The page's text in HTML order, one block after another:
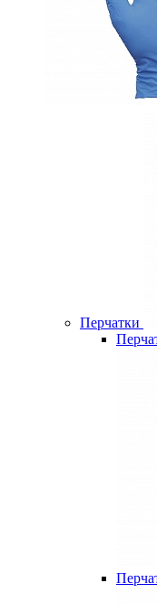
Перчатки